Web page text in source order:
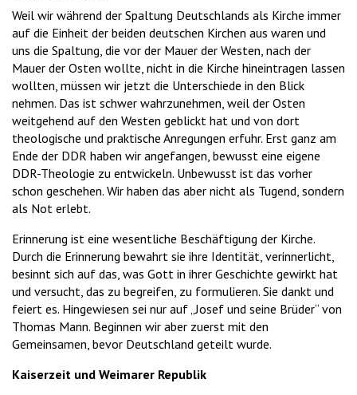
Weil wir während der Spaltung Deutschlands als Kirche immer
auf die Einheit der beiden deutschen Kirchen aus waren und
uns die Spaltung, die vor der Mauer der Westen, nach der
Mauer der Osten wollte, nicht in die Kirche hineintragen lassen
wollten, müssen wir jetzt die Unterschiede in den Blick
nehmen. Das ist schwer wahrzunehmen, weil der Osten
weitgehend auf den Westen geblickt hat und von dort
theologische und praktische Anregungen erfuhr. Erst ganz am
Ende der DDR haben wir angefangen, bewusst eine eigene
DDR-Theologie zu entwickeln. Unbewusst ist das vorher
schon geschehen. Wir haben das aber nicht als Tugend, sondern
als Not erlebt.
Erinnerung ist eine wesentliche Beschäftigung der Kirche.
Durch die Erinnerung bewahrt sie ihre Identität, verinnerlicht,
besinnt sich auf das, was Gott in ihrer Geschichte gewirkt hat
und versucht, das zu begreifen, zu formulieren. Sie dankt und
feiert es. Hingewiesen sei nur auf „Josef und seine Brüder“ von
Thomas Mann. Beginnen wir aber zuerst mit den
Gemeinsamen, bevor Deutschland geteilt wurde.
Kaiserzeit und Weimarer Republik